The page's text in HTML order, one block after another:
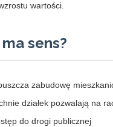
wartości.
sens?
zabudowę
działek pozwalają na
do drogi publicznej